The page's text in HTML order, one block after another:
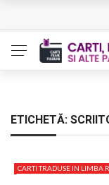
Bolla – O
Indragostitii
ETICHETĂ:
CARTI TRADUSE IN LIMBA